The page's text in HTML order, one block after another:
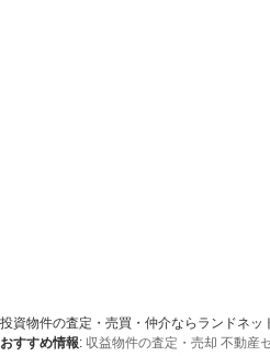
投資物件の査定・売買・仲介ならランドネッ
おすすめ情報: 収益物件の査定・売却 不動産